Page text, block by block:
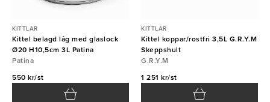
KITTLAR
Kittel belagd låg med glaslock
Ø20 H10,5cm 3L Patina
Patina
550 kr/st
KITTLAR
Kittel koppar/rostfri 3,5L G.R.Y.M
Skeppshult
G.R.Y.M
1 251 kr/st